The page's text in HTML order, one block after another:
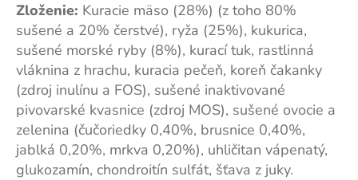
Zloženie: Kuracie mäso (28%) (z toho 80%
sušené a 20% čerstvé), ryža (25%), kukurica,
sušené morské ryby (8%), kurací tuk, rastlinná
vláknina z hrachu, kuracia pečeň, koreň čakanky
(zdroj inulínu a FOS), sušené inaktivované
pivovarské kvasnice (zdroj MOS), sušené ovocie a
zelenina (čučoriedky 0,40%, brusnice 0,40%,
jablká 0,20%, mrkva 0,20%), uhličitan vápenatý,
glukozamín, chondroitín sulfát, šťava z juky.